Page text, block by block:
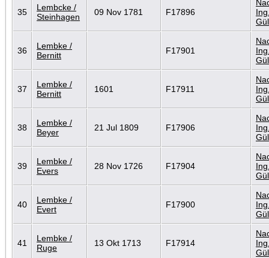
35
Lembcke /
Steinhagen
09 Nov 1781 F17896
36
Lembke /
Bernitt
F17901
37
Lembke /
Bernitt
1601 F17911
38
Lembke /
Beyer
21 Jul 1809 F17906
39
Lembke /
Evers
28 Nov 1726 F17904
40
Lembke /
Evert
F17900
41
Lembke /
Ruge
13 Okt 1713 F17914